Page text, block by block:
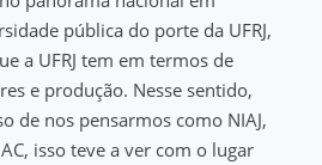
pública do porte da UFRJ,
a UFRJ tem em termos de
e produção. Nesse sentido,
de nos pensarmos como NIAJ,
isso teve a ver com o lugar